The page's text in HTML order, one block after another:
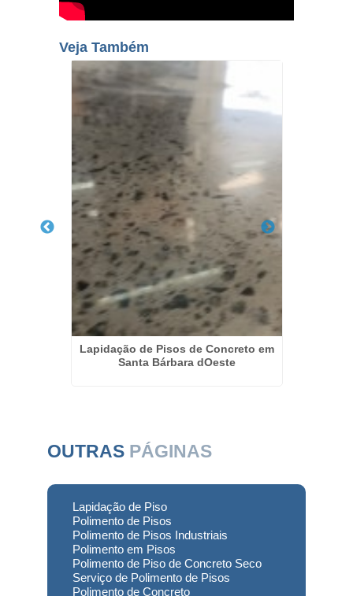
Veja Também
Lapidação de Pisos de Concreto em
Santa Bárbara dOeste
OUTRAS PÁGINAS
Lapidação de Piso
Polimento de Pisos
Polimento de Pisos Industriais
Polimento em Pisos
Polimento de Piso de Concreto Seco
Serviço de Polimento de Pisos
Polimento de Concreto